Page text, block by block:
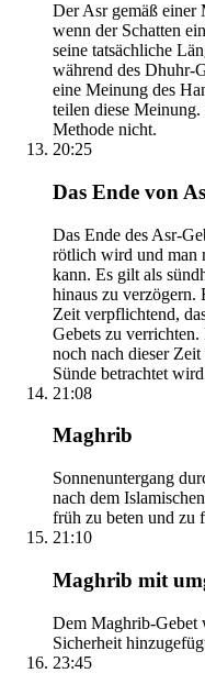
Der Asr gemäß einer
wenn der Schatten
seine tatsächliche
während des Dhuhr-
eine Meinung des
teilen diese
Methode nicht.
20:25
Das Ende von
Das Ende des Asr-
rötlich wird und man
kann. Es gilt als
hinaus zu verzögern.
Zeit verpflichtend,
Gebets zu
noch nach dieser
Sünde betrachtet
21:08
Maghrib
Sonnenuntergang
nach dem
früh zu beten und zu
21:10
Maghrib mit
Dem Maghrib-Gebet
Sicherheit
23:45